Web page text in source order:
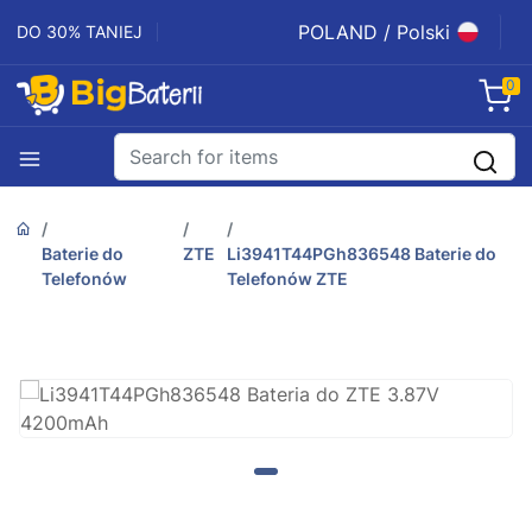
DO 30% TANIEJ POLAND / Polski
0
Baterie do
Telefonów
ZTE
Li3941T44PGh836548 Baterie do
Telefonów ZTE